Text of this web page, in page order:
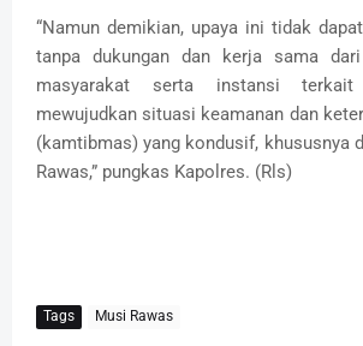
“Namun demikian, upaya ini tidak
tanpa dukungan dan kerja sama
masyarakat serta instansi
mewujudkan situasi keamanan dan
(kamtibmas) yang kondusif, khususnya
Rawas,” pungkas Kapolres. (Rls)
Tags Musi Rawas